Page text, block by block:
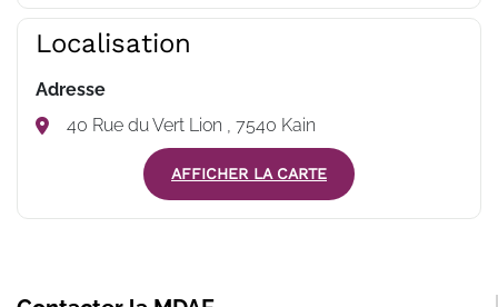
Localisation
Adresse
40 Rue du Vert Lion , 7540 Kain
AFFICHER LA CARTE